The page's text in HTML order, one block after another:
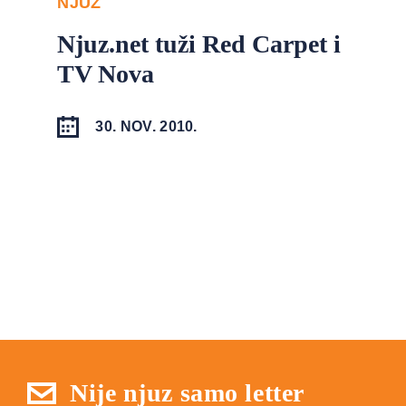
Njuz.net tuži Red Carpet i
TV Nova
30. NOV. 2010.
Nije njuz samo letter